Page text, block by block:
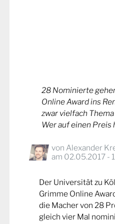
28 Nominierte
Online Award ins
zwar vielfach
Wer auf einen Preis
von Alexander
am 02.05.2017 -
Der Universität zu
Grimme Online
die Macher von 28
gleich vier Mal